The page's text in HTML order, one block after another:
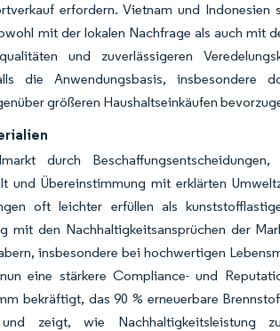
erfordern. Vietnam und Indonesien
mit der lokalen Nachfrage als auch mit
und zuverlässigeren
die Anwendungsbasis, insbesondere
größeren Haushaltseinkäufen
durch
und Übereinstimmung mit erklärten
oft leichter erfüllen als
den Nachhaltigkeitsansprüchen der
insbesondere bei hochwertigen
eine stärkere Compliance- und
bekräftigt, das 90 % erneuerbare
und zeigt, wie Nachhaltigkeitsleistung